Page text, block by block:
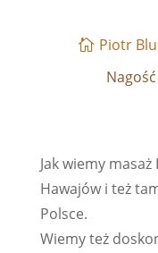
Piotr
Jak wiemy
Hawajów i też
Polsce.
Wiemy też